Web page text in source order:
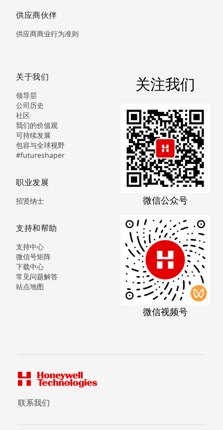
供应商伙伴
供应商商业行为准则
关于我们
领导层
公司历史
社区
我们的价值观
可持续发展
包容与全球视野
#futureshaper
职业发展
招贤纳士
支持和帮助
支持中心
微信号矩阵
下载中心
常见问题解答
站点地图
关注我们
微信公众号
微信视频号
联系我们